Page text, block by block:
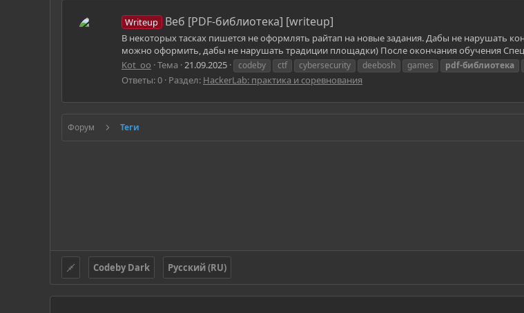
Writeup Веб [PDF-библиотека] [writeup]
В некоторых тасках пишется не оформлять райтап на новые задания. Дабы не нарушать
можно оформить, дабы не нарушать традиции площадки) После окончания обучения
Kot_oo Тема 21.09.2025 codeby ctf cybersecurity deebosh games pdf-библиотека
Ответы: 0 Раздел: HackerLab: практика и соревнования
Форум Теги
Codeby Dark Русский (RU)